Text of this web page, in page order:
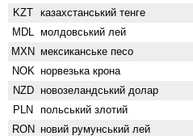
KZT казахстанський тенге
MDL молдовський лей
MXN мексиканське песо
NOK норвезька крона
NZD ново­зеландський долар
PLN польський злотий
RON новий румунський лей